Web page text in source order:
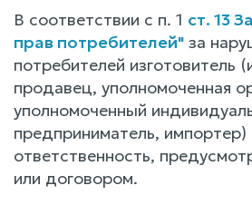
В соответствии с п. 1 ст. 13
прав потребителей" за
потребителей изготовитель
продавец, уполномоченная
уполномоченный
предприниматель, импортер)
ответственность,
или договором.